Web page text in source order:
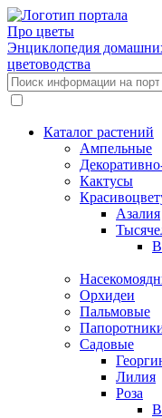
Про цветы
Энциклопедия
цветоводства
Каталог растений
Ампельные
Кактусы
Азалия
Орхидеи
Пальмовые
Садовые
Лилия
Роза